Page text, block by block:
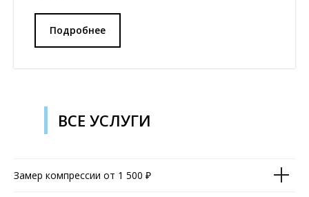
Подробнее
ВСЕ УСЛУГИ
Замер компрессии от 1 500 ₽